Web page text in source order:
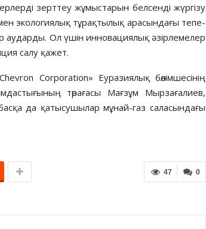
зерттеу жұмыстарын белсенді жүргізу
экологиялық тұрақтылық арасындағы тепе-
аударды. Ол үшін инновациялық әзірлемелер
салу қажет.
Corporation» Еуразиялық бөлімшесінің
төрағасы Мағзұм Мырзағалиев,
да қатысушылар мұнай-газ саласындағы
0
47